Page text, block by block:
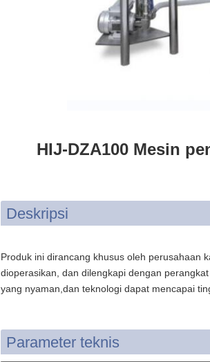
HIJ-DZA100 Mesin
Deskripsi
Produk ini dirancang khusus oleh perusahaan
dioperasikan, dan dilengkapi dengan
yang nyaman,dan teknologi dapat mencapai
Parameter teknis